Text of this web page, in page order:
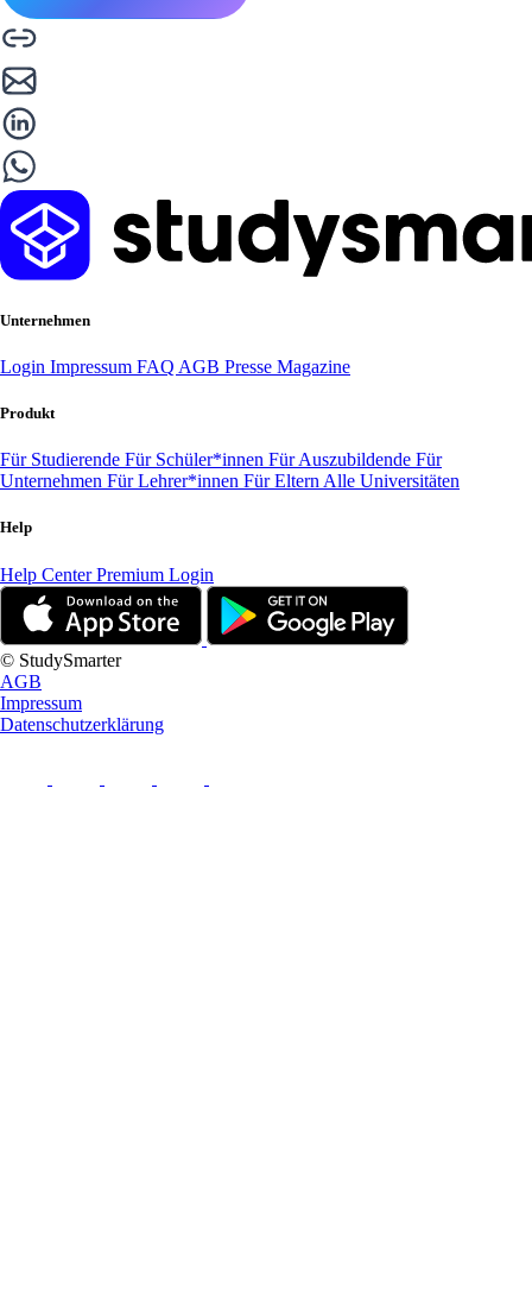
Unternehmen
Login Impressum FAQ AGB Presse Magazine
Produkt
Für Studierende Für Schüler*innen Für Auszubildende Für
Unternehmen Für Lehrer*innen Für Eltern Alle Universitäten
Help
Help CenterPremium Login
© StudySmarter
AGB
Impressum
Datenschutzerklärung